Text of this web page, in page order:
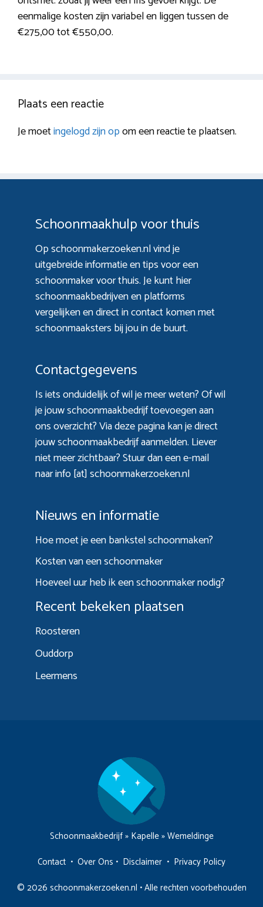
eenmalige kosten zijn variabel en liggen tussen de
€275,00 tot €550,00.
Plaats een reactie
Je moetingelogd zijn opom een reactie te plaatsen.
Schoonmaakhulp voor thuis
Op schoonmakerzoeken.nl vind je
uitgebreide informatie en tips voor een
schoonmaker voor thuis. Je kunt hier
schoonmaakbedrijven en platforms
vergelijken en direct in contact komen met
schoonmaaksters bij jou in de buurt.
Contactgegevens
Is iets onduidelijk of wil je meer weten? Of wil
je jouw schoonmaakbedrijf toevoegen aan
ons overzicht? Viadeze paginakan je direct
jouw schoonmaakbedrijf aanmelden. Liever
niet meer zichtbaar? Stuur dan een e-mail
naar info [at] schoonmakerzoeken.nl
Nieuws en informatie
Hoe moet je een bankstel schoonmaken?
Kosten van een schoonmaker
Hoeveel uur heb ik een schoonmaker nodig?
Recent bekeken plaatsen
Roosteren
Ouddorp
Leermens
Schoonmaakbedrijf» Kapelle»Wemeldinge
Contact • Over Ons • Disclaimer • Privacy Policy
© 2026 schoonmakerzoeken.nl • Alle rechten voorbehouden